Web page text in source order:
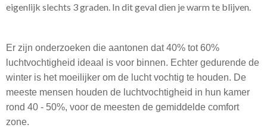
eigenlijk slechts 3 graden. In dit geval dien je warm te blijven.
Er zijn onderzoeken die aantonen dat 40% tot 60%
luchtvochtigheid ideaal is voor binnen. Echter gedurende de
winter is het moeilijker om de lucht vochtig te houden. De
meeste mensen houden de luchtvochtigheid in hun kamer
rond 40 - 50%, voor de meesten de gemiddelde comfort
zone.